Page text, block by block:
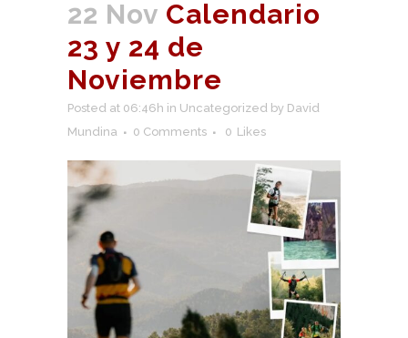
22 Nov Calendario
23 y 24 de
Noviembre
Posted at 06:46h in Uncategorized by David
Mundina
0 Comments 0 Likes